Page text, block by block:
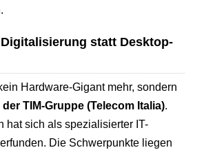
statt Desktop-
Hardware-Gigant mehr, sondern
TIM-Gruppe (Telecom Italia).
hat sich als spezialisierter IT-
Die Schwerpunkte liegen